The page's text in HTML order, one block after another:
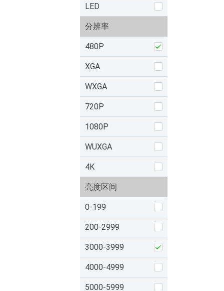
LED
分辨率
480P
XGA
WXGA
720P
1080P
WUXGA
4K
亮度区间
0-199
200-2999
3000-3999
4000-4999
5000-5999